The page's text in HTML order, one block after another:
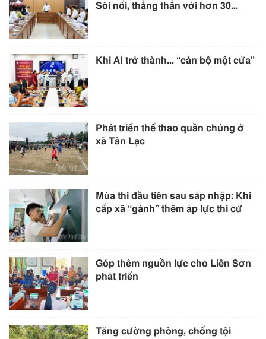
Sôi nổi, thẳng thắn với hơn 30...
Khi AI trở thành... “cán bộ một cửa”
Phát triển thể thao quần chúng ở
xã Tân Lạc
Mùa thi đầu tiên sau sáp nhập: Khi
cấp xã “gánh” thêm áp lực thi cử
Góp thêm nguồn lực cho Liên Sơn
phát triển
Tăng cường phòng, chống tội